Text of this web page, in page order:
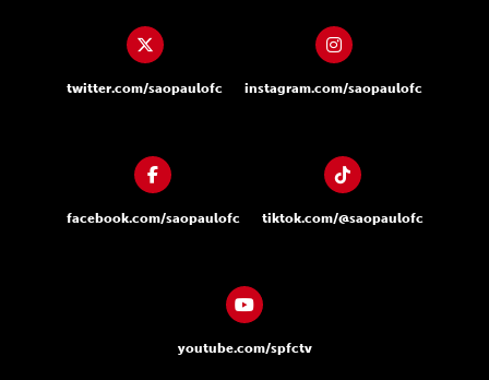
twitter.com/saopaulofc instagram.com/saopaulofc
facebook.com/saopaulofc tiktok.com/@saopaulofc
youtube.com/spfctv